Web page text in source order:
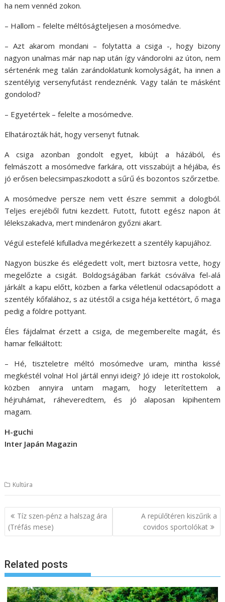
ha nem vennéd zokon.
– Hallom – felelte méltóságteljesen a mosómedve.
– Azt akarom mondani – folytatta a csiga -, hogy bizony
nagyon unalmas már nap nap után így vándorolni az úton, nem
sértenénk meg talán zarándoklatunk komolyságát, ha innen a
szentélyig versenyfutást rendeznénk. Vagy talán te másként
gondolod?
– Egyetértek – felelte a mosómedve.
Elhatározták hát, hogy versenyt futnak.
A csiga azonban gondolt egyet, kibújt a házából, és
felmászott a mosómedve farkára, ott visszabújt a héjába, és
jó erősen belecsimpaszkodott a sűrű és bozontos szőrzetbe.
A mosómedve persze nem vett észre semmit a dologból.
Teljes erejéből futni kezdett. Futott, futott egész napon át
lélekszakadva, mert mindenáron győzni akart.
Végül estefelé kifulladva megérkezett a szentély kapujához.
Nagyon büszke és elégedett volt, mert biztosra vette, hogy
megelőzte a csigát. Boldogságában farkát csóválva fel-alá
járkált a kapu előtt, közben a farka véletlenül odacsapódott a
szentély kőfalához, s az ütéstől a csiga héja kettétört, ő maga
pedig a földre pottyant.
Éles fájdalmat érzett a csiga, de megemberelte magát, és
hamar felkiáltott:
– Hé, tiszteletre méltó mosómedve uram, mintha kissé
megkéstél volna! Hol jártál ennyi ideig? Jó ideje itt rostokolok,
közben annyira untam magam, hogy leterítettem a
héjruhámat, ráheveredtem, és jó alaposan kipihentem
magam.
H-guchi
Inter Japán Magazin
Kultúra
B
e
g
y
z
Tíz szen-pénz a halszag ára
(Tréfás mese)
A repülőtéren kiszűrik a
covidos sportolókat
Related posts